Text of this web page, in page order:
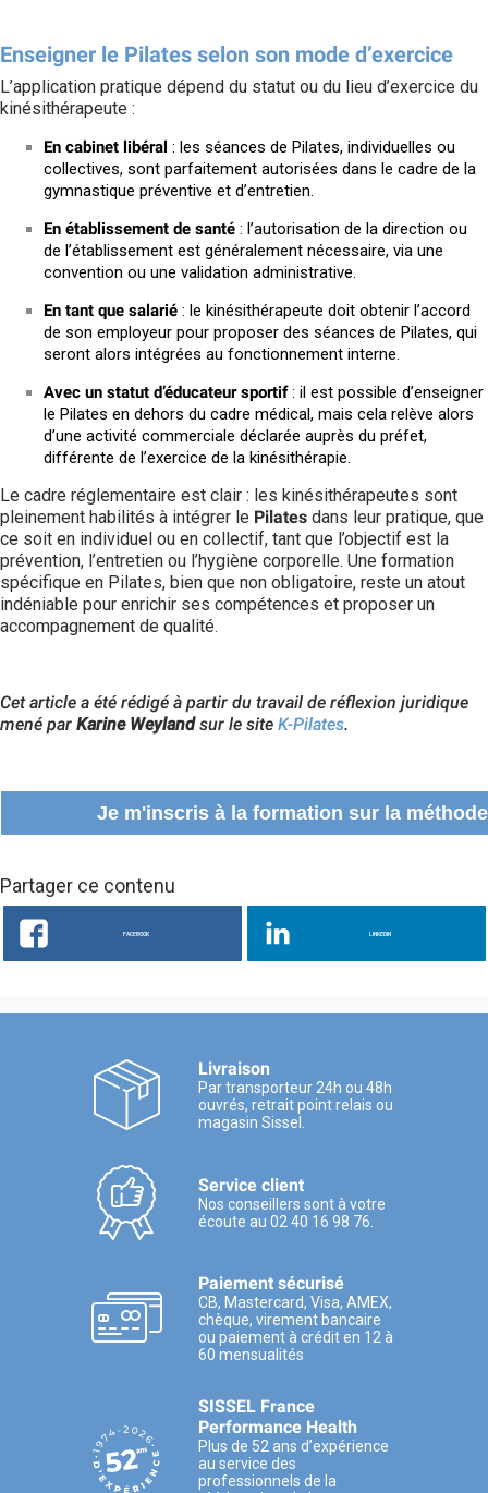
Enseigner le Pilates selon son mode d’exercice
L’application pratique dépend du statut ou du lieu d’exercice du
kinésithérapeute :
En cabinet libéral : les séances de Pilates, individuelles ou
collectives, sont parfaitement autorisées dans le cadre de la
gymnastique préventive et d’entretien.
En établissement de santé : l’autorisation de la direction ou
de l’établissement est généralement nécessaire, via une
convention ou une validation administrative.
En tant que salarié : le kinésithérapeute doit obtenir l’accord
de son employeur pour proposer des séances de Pilates, qui
seront alors intégrées au fonctionnement interne.
Avec un statut d’éducateur sportif: il est possible d’enseigner
le Pilates en dehors du cadre médical, mais cela relève alors
d’une activité commerciale déclarée auprès du préfet,
différente de l’exercice de la kinésithérapie.
Le cadre réglementaire est clair : les kinésithérapeutes sont
pleinement habilités à intégrer le Pilates dans leur pratique, que
ce soit en individuel ou en collectif, tant que l’objectif est la
prévention, l’entretien ou l’hygiène corporelle. Une formation
spécifique en Pilates, bien que non obligatoire, reste un atout
indéniable pour enrichir ses compétences et proposer un
accompagnement de qualité.
Cet article a été rédigé à partir du travail de réflexion juridique
mené par Karine Weylandsur le site K-Pilates.
Je m'inscris à la formation sur la
Partager ce contenu
FACEBOOK LINKEDIN
Livraison
Par transporteur 24h ou 48h
ouvrés, retrait point relais ou
magasin Sissel.
Service client
Nos conseillers sont à votre
écoute au 02 40 16 98 76.
Paiement sécurisé
CB, Mastercard, Visa, AMEX,
chèque, virement bancaire
ou paiement à crédit en 12 à
60 mensualités
SISSEL France
Performance Health
Plus de 52 ans d’expérience
au service des
professionnels de la